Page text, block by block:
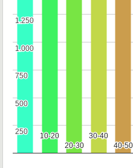
10-20
10-20
20-30
20-30
30-40
30-40
40-50
40-50
250
250
500
500
750
750
1.000
1.000
1.250
1.250